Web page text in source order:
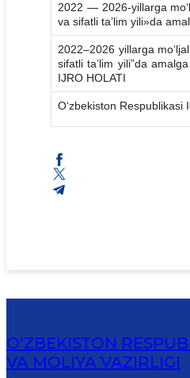
2022 — 2026-yillarga
va sifatli taʼlim yili»da
2022–2026 yillarga
sifatli ta’lim yili”da
IJRO HOLATI
Oʻzbekiston Respublikasi
O‘ZBEKISTON
VA MOLIYA VAZIRLIGI